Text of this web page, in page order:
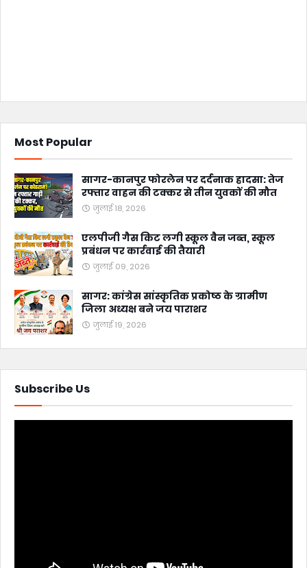
Most Popular
सागर-कानपुर फोरलेन पर दर्दनाक हादसा: तेज
रफ्तार वाहन की टक्कर से तीन युवकों की मौत
जुलाई 18, 2026
एलपीजी गैस किट लगी स्कूल वैन जब्त, स्कूल
प्रबंधन पर कार्रवाई की तैयारी
जुलाई 09, 2026
सागर: कांग्रेस सांस्कृतिक प्रकोष्ठ के ग्रामीण
जिला अध्यक्ष बने जय पाराशर
जुलाई 19, 2026
Subscribe Us